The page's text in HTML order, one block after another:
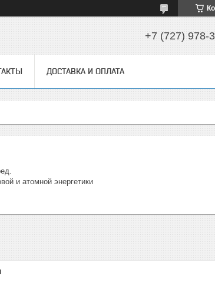
+7 (727) 978-
ДОСТАВКА И ОПЛАТА
и атомной энергетики